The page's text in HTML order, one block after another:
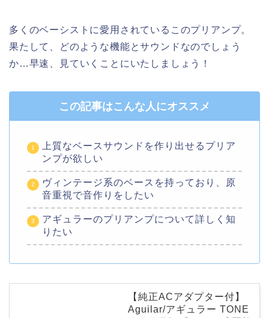
多くのベーシストに愛用されているこのプリアンプ。
果たして、どのような機能とサウンドなのでしょう
か…早速、見ていくことにいたしましょう！
この記事はこんな人にオススメ
上質なベースサウンドを作り出せるプリア
ンプが欲しい
ヴィンテージ系のベースを持っており、原
音重視で音作りをしたい
アギュラーのプリアンプについて詳しく知
りたい
【純正ACアダプター付】
Aguilar/アギュラー TONE